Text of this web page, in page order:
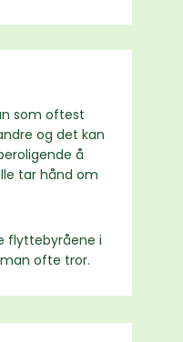
som oftest
og det kan
å
tar hånd om
flyttebyråene i
ofte tror.